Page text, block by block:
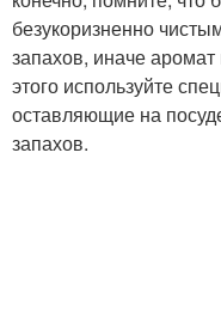
безукоризненно
запахов, иначе
этого используйте
оставляющие на
запахов.